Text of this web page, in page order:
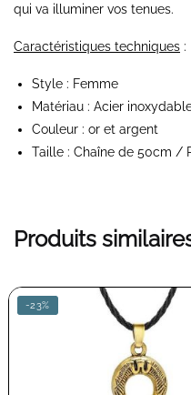
qui va illuminer vos tenues.
Caractéristiques techniques :
Style : Femme
Matériau : Acier
Couleur : or et argent
Taille : Chaîne de 50cm /
Produits
-23%